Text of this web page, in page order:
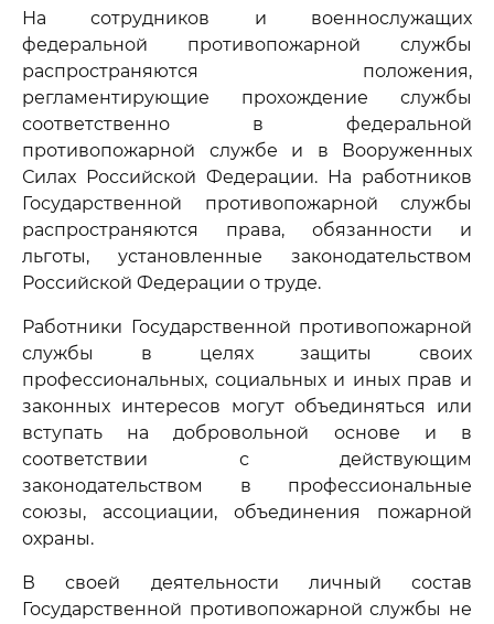
На сотрудников и военнослужащих
федеральной противопожарной службы
распространяются положения,
регламентирующие прохождение службы
соответственно в федеральной
противопожарной службе и в Вооруженных
Силах Российской Федерации. На работников
Государственной противопожарной службы
распространяются права, обязанности и
льготы, установленные законодательством
Российской Федерации о труде.
Работники Государственной противопожарной
службы в целях защиты своих
профессиональных, социальных и иных прав и
законных интересов могут объединяться или
вступать на добровольной основе и в
соответствии с действующим
законодательством в профессиональные
союзы, ассоциации, объединения пожарной
охраны.
В своей деятельности личный состав
Государственной противопожарной службы не